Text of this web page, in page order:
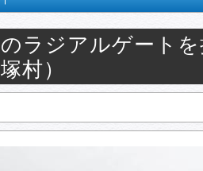
ラジアルゲート
村）